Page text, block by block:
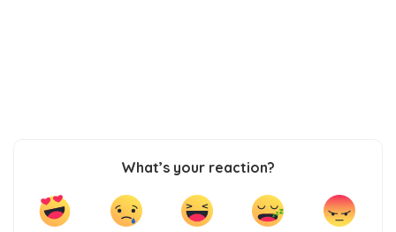
What’s your reaction?